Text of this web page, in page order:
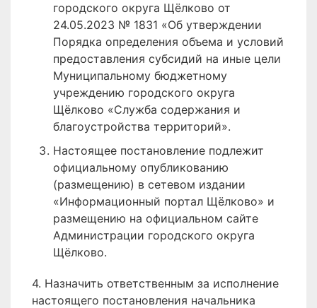
городского округа Щёлково от
24.05.2023 № 1831 «Об утверждении
Порядка определения объема и условий
предоставления субсидий на иные цели
Муниципальному бюджетному
учреждению городского округа
Щёлково «Служба содержания и
благоустройства территорий».
Настоящее постановление подлежит
официальному опубликованию
(размещению) в сетевом издании
«Информационный портал Щёлково» и
размещению на официальном сайте
Администрации городского округа
Щёлково.
4. Назначить ответственным за исполнение
настоящего постановления начальника